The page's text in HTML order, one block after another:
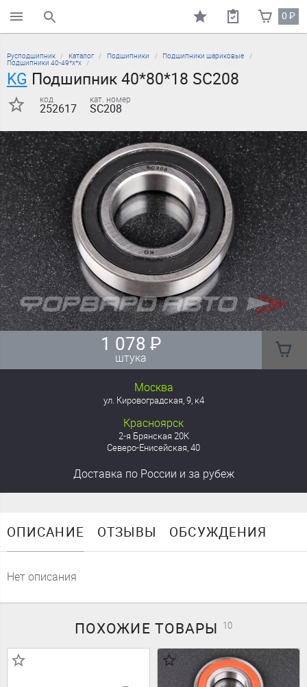
поиск по каталогу 0₽
Русподшипник Каталог Подшипники Подшипники шариковые
Подшипники 40-49*х*х
KG Подшипник 40*80*18 SC208
код
252617
кат. номер
SC208
1 078 ₽
штука
Москва
ул. Кировоградская, 9, к4
Красноярск
2-я Брянская 20К
Северо-Енисейская, 40
Доставка по России и за рубеж
ОПИСАНИЕ ОТЗЫВЫ ОБСУЖДЕНИЯ
Нет описания
ПОХОЖИЕТОВАРЫ 10